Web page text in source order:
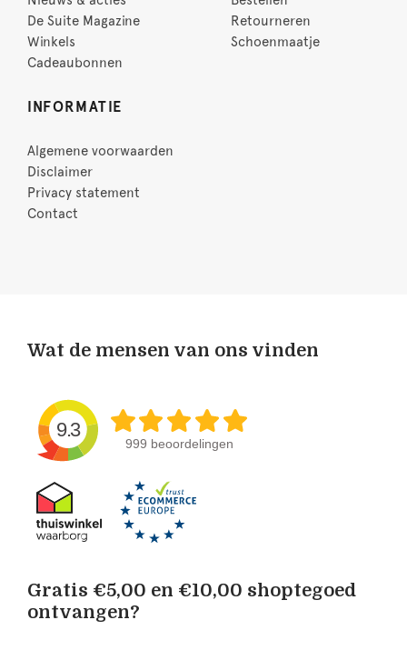
De Suite Magazine
Winkels
Cadeaubonnen
Retourneren
Schoenmaatje
INFORMATIE
Algemene voorwaarden
Disclaimer
Privacy statement
Contact
Wat de mensen van ons vinden
9.3
999 beoordelingen
Gratis €5,00 en €10,00 shoptegoed
ontvangen?